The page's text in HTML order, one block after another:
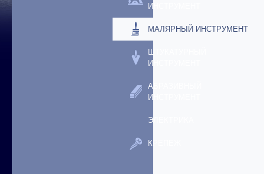
ИНСТРУМЕНТ
МАЛЯРНЫЙ ИНСТРУМЕНТ
ШТУКАТУРНЫЙ
ИНСТРУМЕНТ
АБРАЗИВНЫЙ
ИНСТРУМЕНТ
ЭЛЕКТРИКА
КРЕПЕЖ